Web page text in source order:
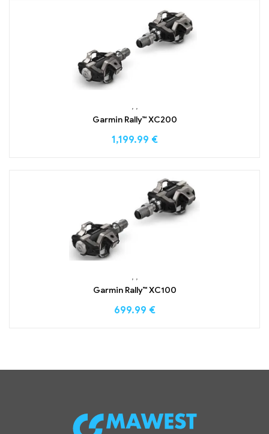
, ,
Garmin Rally™ XC200
1,199.99 €
, ,
Garmin Rally™ XC100
699.99 €